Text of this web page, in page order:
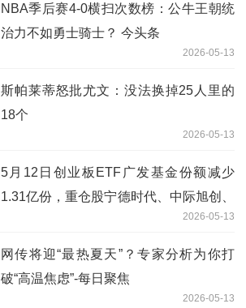
NBA季后赛4-0横扫次数榜：公牛王朝统
治力不如勇士骑士？ 今头条
2026-05-13
斯帕莱蒂怒批尤文：没法换掉25人里的
18个
2026-05-13
5月12日创业板ETF广发基金份额减少
1.31亿份，重仓股宁德时代、中际旭创、
2026-05-13
网传将迎“最热夏天”？专家分析为你打
破“高温焦虑”-每日聚焦
2026-05-13